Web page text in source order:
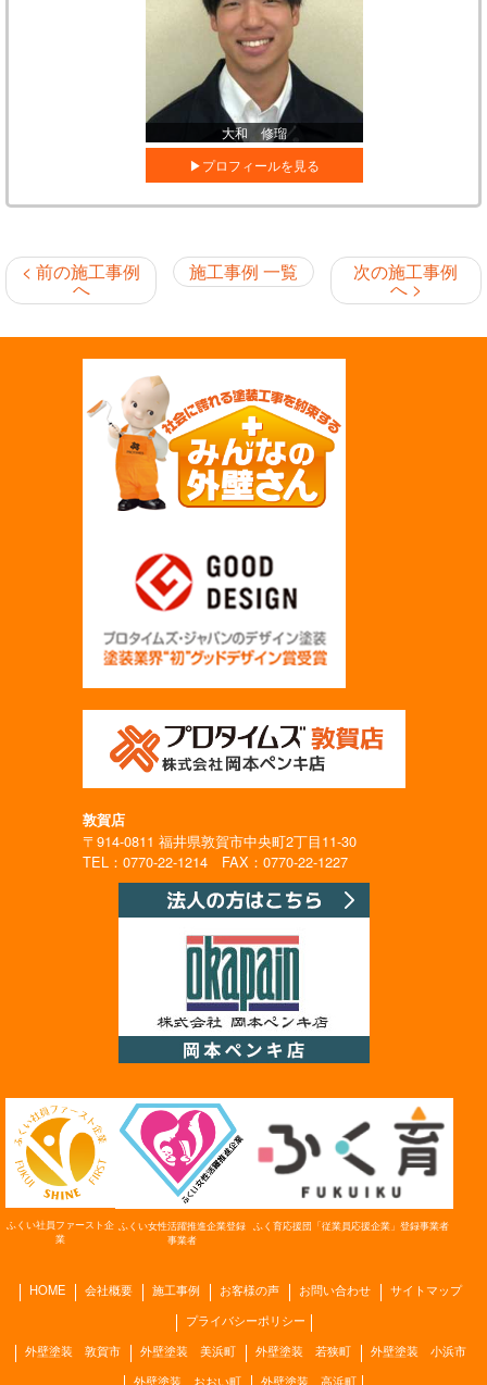
大和 修瑠
プロフィールを見る
< 前の施工事例
へ
施工事例 一覧 次の施工事例
へ >
敦賀店
〒914-0811 福井県敦賀市中央町2丁目11-30
TEL：0770-22-1214 FAX：0770-22-1227
ふくい社員ファースト企
業
ふくい女性活躍推進企業登録
事業者
ふく育応援団「従業員応援企業」 登録事業者
HOME 会社概要 施工事例 お客様の声 お問い合わせ
サイトマップ
プライバシーポリシー
外壁塗装 敦賀市
外壁塗装 美浜町 外壁塗装 若狭町
外壁塗装 小浜市
外壁塗装 おおい町
外壁塗装 高浜町